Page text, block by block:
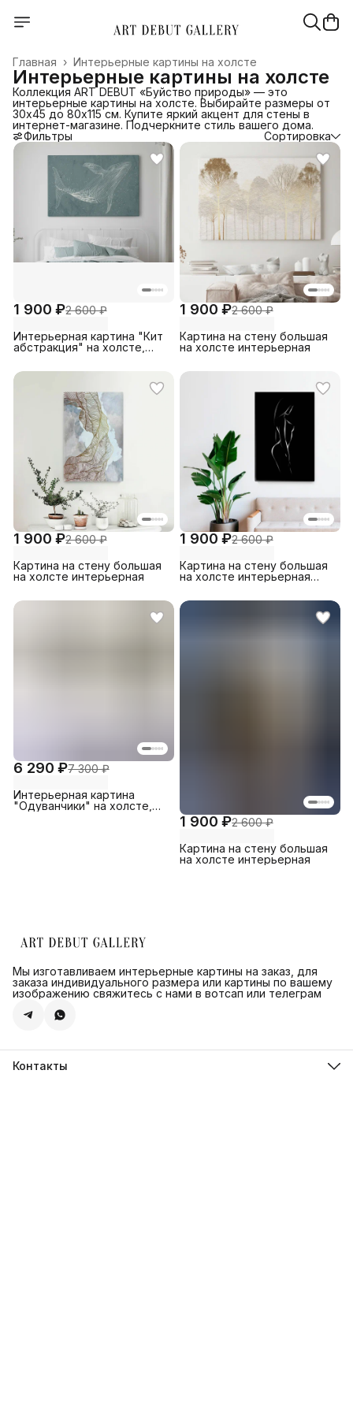
Интерьерные картины на холсте
Главная ›
Интерьерные картины на холсте
Коллекция ART DEBUT «Буйство природы» — это
интерьерные картины на холсте. Выбирайте размеры от
30х45 до 80х115 см. Купите яркий акцент для стены в
интернет-магазине. Подчеркните стиль вашего дома.
Фильтры
Сортировка
1 900 ₽2 600 ₽
Интерьерная картина "Кит
абстракция" на холсте,
30х45 см
1 900 ₽2 600 ₽
Картина на стену большая
на холсте интерьерная
1 900 ₽2 600 ₽
Картина на стену большая
на холсте интерьерная
1 900 ₽2 600 ₽
Картина на стену большая
на холсте интерьерная
6 290 ₽7 300 ₽
Интерьерная картина
"Одуванчики" на холсте,
1 900 ₽2 600 ₽
Картина на стену большая
на холсте интерьерная
Мы изготавливаем интерьерные картины на заказ, для
заказа индивидуального размера или картины по вашему
изображению свяжитесь с нами в вотсап или телеграм
Контакты